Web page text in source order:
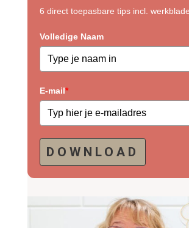
6 direct toepasbare tips incl.
Volledige Naam
E-mail*
DOWNLOAD